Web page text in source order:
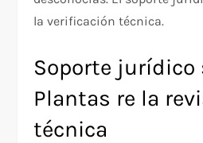
la verificación técnica.
Soporte jurídico
Plantas re la
técnica